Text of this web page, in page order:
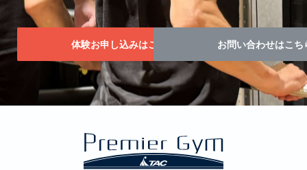
体験お申し込みはこちら！ お問い合わせはこち